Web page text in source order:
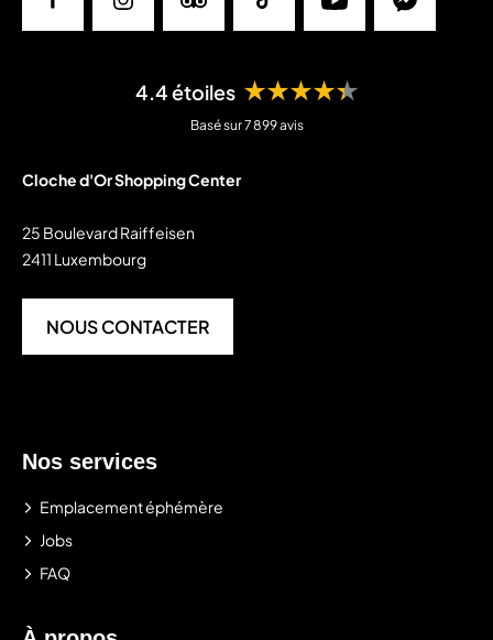
4.4 étoiles ★★★★★
Basé sur 7 899 avis
Cloche d'Or Shopping Center
25 Boulevard Raiffeisen
2411 Luxembourg
NOUS CONTACTER
Nos services
Emplacement éphémère
Jobs
FAQ
FacebookInstagramTripadvisorTiktok Youtube Messenger